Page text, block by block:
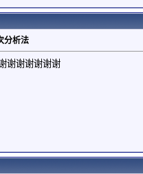
分析法
谢谢谢谢谢谢